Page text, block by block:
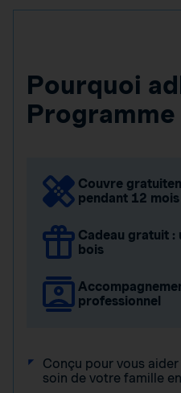
Pourquoi
Programme
Couvre
pendant 12 mois
Cadeau gratuit :
bois
professionnel
Conçu pour vous
soin de votre famille